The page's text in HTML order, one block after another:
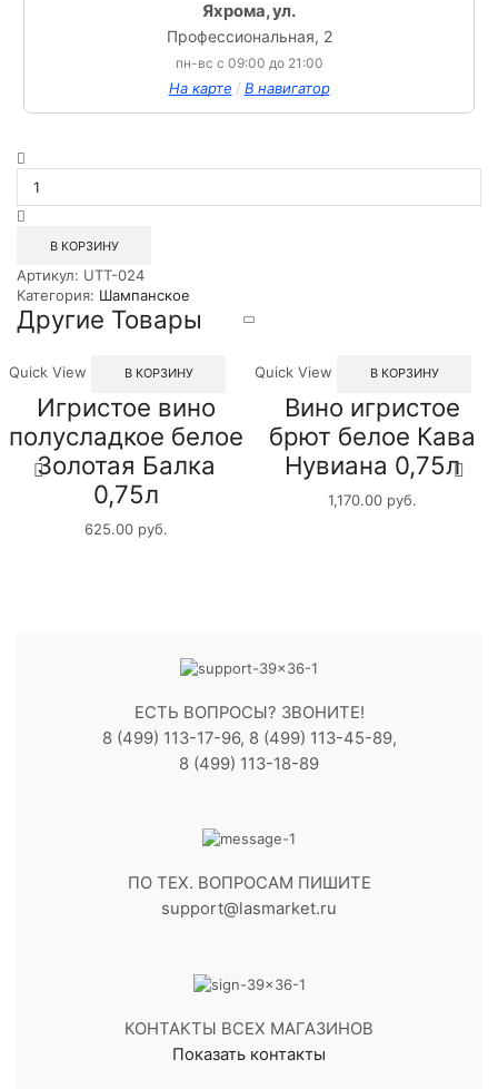
Яхрома, ул.
Профессиональная, 2
пн-вс с 09:00 до 21:00
На карте / В навигатор
товара
Игристое
полусладкое
Фанагория
0.75л
В КОРЗИНУ
Артикул: UTT-024
Категория: Шампанское
Другие Товары
Quick View В КОРЗИНУ
Игристое вино
полусладкое белое
Золотая Балка
0,75л
625.00 руб.
Quick View В КОРЗИНУ
Вино игристое
брют белое Кава
Нувиана 0,75л
1,170.00 руб.
ЕСТЬ ВОПРОСЫ? ЗВОНИТЕ!
8 (499) 113-17-96, 8 (499) 113-45-89,
8 (499) 113-18-89
ПО ТЕХ. ВОПРОСАМ ПИШИТЕ
support@lasmarket.ru
КОНТАКТЫ ВСЕХ МАГАЗИНОВ
Показать контакты